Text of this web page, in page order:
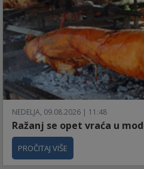
NEDELJA, 09.08.2026 | 11:48
Ražanj se opet vraća u
PROČITAJ VIŠE